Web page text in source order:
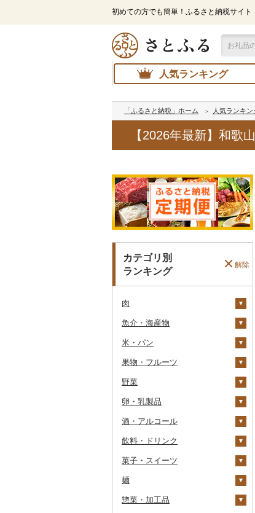
初めての方でも簡単！ふるさと納税サイト
人気ランキング
「ふるさと納税」ホーム 人気ランキン
【2026年最新】和歌
カテゴリ別
ランキング
解除
肉
牛肉（精肉）
ステーキ
すき焼き
焼肉
牛タン
和牛
黒毛和牛
仙台牛
牛肉（加工品）
ハンバーグ
ローストビーフ
ビーフジャーキー
その他牛肉（加工品）
豚肉（精肉）
すき焼き
しゃぶしゃぶ
焼肉
アグー豚
豚肉（加工品）
ハンバーグ
もつ鍋
ハム
ソーセージ・ウインナ
鶏肉
鶏肉（精肉）
ハム・ソーセージ
唐揚げ
水炊き
鹿肉
馬肉
羊肉・ラム肉（ジンギス
魚介・海産物
カニ
ズワイガニ
毛ガニ
かにしゃぶ
その他カニ
エビ
ボタンエビ
伊勢海老
その他エビ
いくら
うに
明太子・たらこ
明太子
たらこ
その他魚卵
数の子
キャビア
貝
鮑（アワビ）
鮮魚
米・パン
米
無洗米
玄米
金芽米
ゆめぴりか
コシヒカリ
雑穀
餅
その他穀物加工品
パン
果物・フルーツ
ぶどう・マスカット
巨峰
ナガノパープル
ピオーネ
デラウェア
その他ぶどう・マスカ
いちご
りんご
もも
メロン
梨
野菜
いも
じゃがいも
さつまいも
その他いも
トマト
フルーツトマト
ミニトマト
玉ねぎ
ねぎ
根菜
卵・乳製品
卵
チーズ
ヨーグルト
バター
酒・アルコール
ビール・発泡酒
ビール
地ビール・クラフトビ
日本酒
純米吟醸
芋焼酎
梅酒
飲料・ドリンク
水・ミネラルウォーター
飲料
茶
菓子・スイーツ
クッキー
麺
ラーメン
惣菜・加工品